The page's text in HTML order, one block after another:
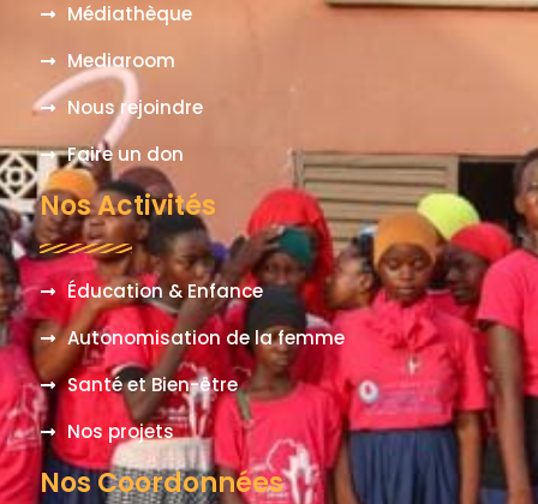
Médiathèque
Mediaroom
Nous rejoindre
Faire un don
Nos Activités
Éducation & Enfance
Autonomisation de la femme
Santé et Bien-être
Nos projets
Nos Coordonnées